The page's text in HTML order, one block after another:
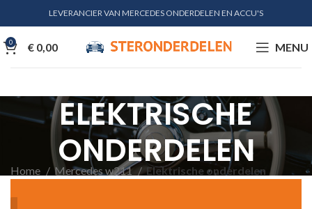
LEVERANCIER VAN MERCEDES ONDERDELEN EN ACCU'S
0 € 0,00 MENU
ELEKTRISCHE
ONDERDELEN
Home Mercedes w211 Elektrische onderdelen